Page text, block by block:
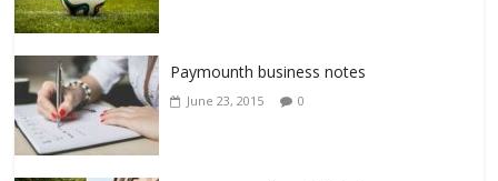
Paymounth business notes
June 23, 2015 0